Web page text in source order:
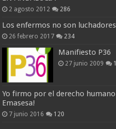
2 agosto 2012 286
Los enfermos no son luchadores
26 febrero 2017 234
Manifiesto P36
27 junio 2009
Yo firmo por el derecho
Emasesa!
7 junio 2016 120